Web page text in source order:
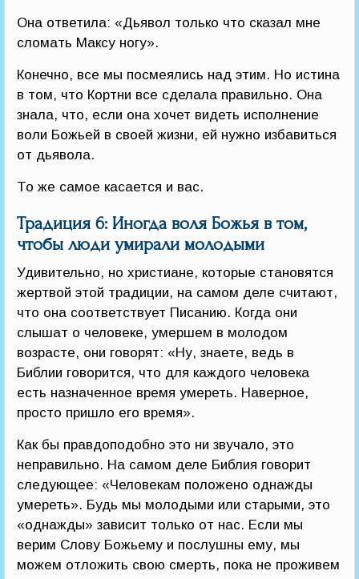
Она ответила: «Дьявол только что сказал мне
сломать Максу ногу».
Конечно, все мы посмеялись над этим. Но истина
в том, что Кортни все сделала правильно. Она
знала, что, если она хочет видеть исполнение
воли Божьей в своей жизни, ей нужно избавиться
от дьявола.
То же самое касается и вас.
Традиция 6: Иногда воля Божья в том,
чтобы люди умирали молодыми
Удивительно, но христиане, которые становятся
жертвой этой традиции, на самом деле считают,
что она соответствует Писанию. Когда они
слышат о человеке, умершем в молодом
возрасте, они говорят: «Ну, знаете, ведь в
Библии говорится, что для каждого человека
есть назначенное время умереть. Наверное,
просто пришло его время».
Как бы правдоподобно это ни звучало, это
неправильно. На самом деле Библия говорит
следующее: «Человекам положено однажды
умереть». Будь мы молодыми или старыми, это
«однажды» зависит только от нас. Если мы
верим Слову Божьему и послушны ему, мы
можем отложить свою смерть, пока не проживем